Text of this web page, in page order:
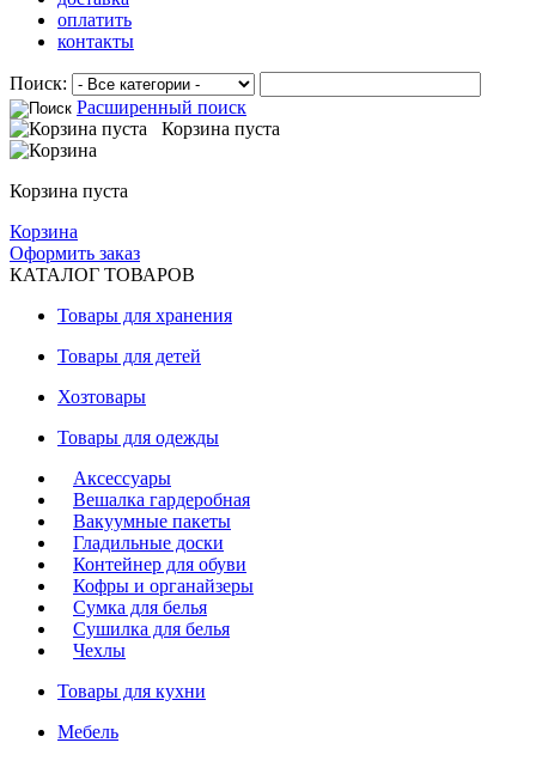
оплатить
контакты
Поиск:
Расширенный поиск
Корзина пуста
Корзина пуста
Корзина
Оформить заказ
КАТАЛОГ ТОВАРОВ
Товары для хранения
Товары для детей
Хозтовары
Товары для одежды
Аксессуары
Вешалка гардеробная
Вакуумные пакеты
Гладильные доски
Контейнер для обуви
Кофры и органайзеры
Сумка для белья
Сушилка для белья
Чехлы
Товары для кухни
Мебель